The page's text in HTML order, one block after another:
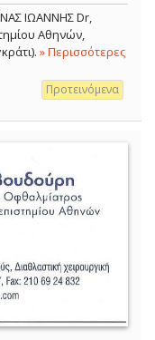
ΙΩΑΝΝΗΣ Dr,
Αθηνών,
» Περισσότερες
Προτεινόμενα